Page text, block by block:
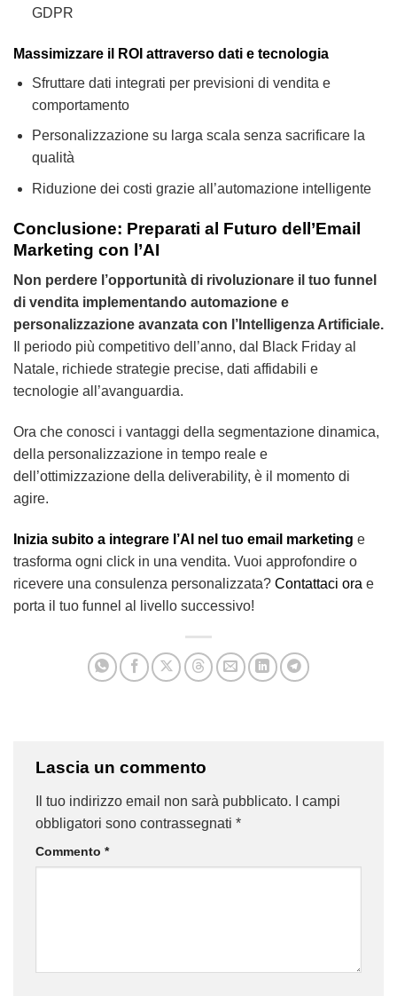
GDPR
Massimizzare il ROI attraverso dati e tecnologia
Sfruttare dati integrati per previsioni di vendita e
comportamento
Personalizzazione su larga scala senza sacrificare la
qualità
Riduzione dei costi grazie all’automazione intelligente
Conclusione: Preparati al Futuro dell’Email
Marketing con l’AI
Non perdere l’opportunità di rivoluzionare il tuo funnel
di vendita implementando automazione e
personalizzazione avanzata con l’Intelligenza Artificiale.
Il periodo più competitivo dell’anno, dal Black Friday al
Natale, richiede strategie precise, dati affidabili e
tecnologie all’avanguardia.
Ora che conosci i vantaggi della segmentazione dinamica,
della personalizzazione in tempo reale e
dell’ottimizzazione della deliverability, è il momento di
agire.
Inizia subito a integrare l’AI nel tuo email marketing e
trasforma ogni click in una vendita. Vuoi approfondire o
ricevere una consulenza personalizzata? Contattaci ora e
porta il tuo funnel al livello successivo!
Lascia un commento
Il tuo indirizzo email non sarà pubblicato.
I campi
obbligatori sono contrassegnati *
Commento *